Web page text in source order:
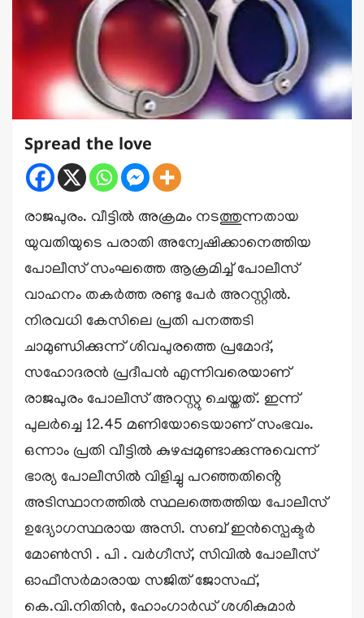
Spread the love
രാജപുരം. വീട്ടിൽ അക്രമം നടത്തുന്നതായ
യുവതിയുടെ പരാതി അന്വേഷിക്കാനെത്തിയ
പോലീസ് സംഘത്തെ ആക്രമിച്ച് പോലീസ്
വാഹനം തകർത്ത രണ്ടു പേർ അറസ്റ്റിൽ.
നിരവധി കേസിലെ പ്രതി പനത്തടി
ചാമുണ്ഡിക്കുന്ന് ശിവപുരത്തെ പ്രമോദ്,
സഹോദരൻ പ്രദീപൻ എന്നിവരെയാണ്
രാജപുരം പോലീസ് അറസ്റ്റു ചെയ്തത്. ഇന്ന്
പുലർച്ചെ 12.45 മണിയോടെയാണ് സംഭവം.
ഒന്നാം പ്രതി വീട്ടിൽ കുഴപ്പമുണ്ടാക്കുന്നുവെന്ന്
ഭാര്യ പോലീസിൽ വിളിച്ചു പറഞ്ഞതിൻ്റെ
അടിസ്ഥാനത്തിൽ സ്ഥലത്തെത്തിയ പോലീസ്
ഉദ്യോഗസ്ഥരായ അസി. സബ് ഇൻസ്പെക്ടർ
മോൺസി . പി . വർഗീസ്, സിവിൽ പോലീസ്
ഓഫീസർമാരായ സജിത് ജോസഫ്,
കെ.വി.നിതിൻ, ഹോംഗാർഡ് ശശികുമാർ